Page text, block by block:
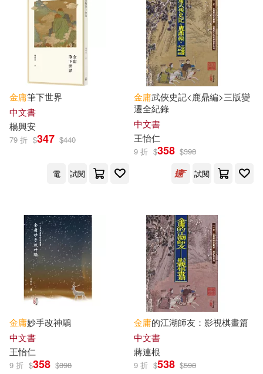
漢光教育基金會(1)
潘國森，紫雁(1) 潘采夫(1)
王偉雄(1)
王敬三 主編(1) 王桂榮(1)
申晨(1)
相聲瓦舍(1) 管彥傑(1)
紫衣飄飄(1) 羅賢淑(1)
羅龍治等(1) 翁靈文等(1)
胡菊人(1)
苦苓(1)
廈門大學出版社(1)
廣東新世紀出版社(1)
延邊人民出版社(1)
愛播聽書FM(1)
旅讀雜誌社(1) 旗林文化(1)
星光(1) 杭州出版社(1)
東方視角(1)
浙江人民出版社(1)
金庸筆下世界
中文書
楊興安
79 折 $347 $440
電 試閱
金庸武俠史記<鹿鼎編>三版變
遷全紀錄
中文書
王怡仁
9 折 $358 $398
試閱
金庸妙手改神鵰
中文書
王怡仁
9 折 $358 $398
金庸的江湖師友：影視棋畫篇
中文書
蔣連根
9 折 $538 $598